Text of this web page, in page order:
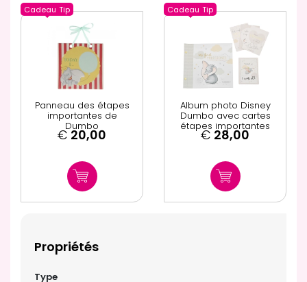
Cadeau Tip
Panneau des étapes
importantes de
Dumbo
€ 20,00
Cadeau Tip
Album photo Disney
Dumbo avec cartes
étapes importantes
€ 28,00
Propriétés